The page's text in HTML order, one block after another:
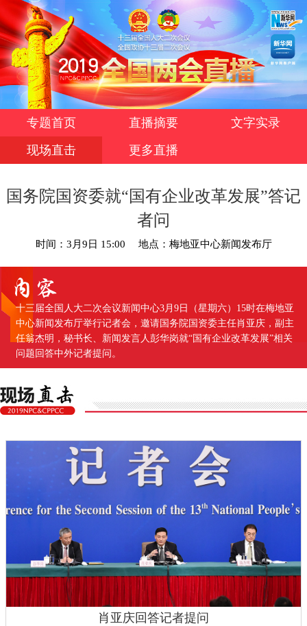
专题首页 直播摘要
文字实录
现场直击
更多直播
国务院国资委就“国有企业改革发展”答记
者问
时间：3月9日 15:00 地点：梅地亚中心新闻发布厅
十三届全国人大二次会议新闻中心3月9日（星期六）15时在梅地亚
中心新闻发布厅举行记者会，邀请国务院国资委主任肖亚庆，副主
任翁杰明，秘书长、新闻发言人彭华岗就“国有企业改革发展”相关
问题回答中外记者提问。
肖亚庆回答记者提问